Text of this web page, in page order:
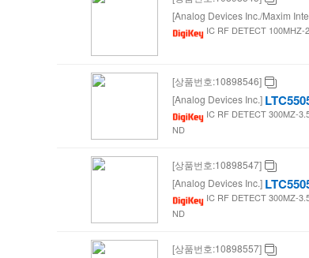
[Analog Devices Inc./Maxim
IC RF DETECT 100MHZ-
[상품번호:10898546]
[Analog Devices Inc.]
IC RF DETECT 300MZ-
ND
[상품번호:10898547]
[Analog Devices Inc.]
IC RF DETECT 300MZ-
ND
[상품번호:10898557]